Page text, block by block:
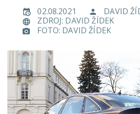
02.08.2021
DAVID
ZDROJ: DAVID ŽÍDEK
FOTO: DAVID ŽÍDEK